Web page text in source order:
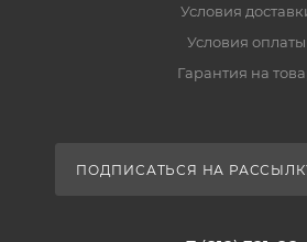
Условия
Условия оплаты
Гарантия на
ПОДПИСАТЬСЯ НА